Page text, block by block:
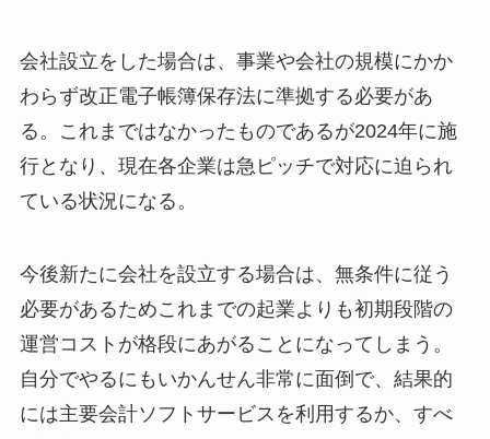
会社設立をした場合は、事業や会社の規模にかか
わらず改正電子帳簿保存法に準拠する必要があ
る。これまではなかったものであるが2024年に施
行となり、現在各企業は急ピッチで対応に迫られ
ている状況になる。
今後新たに会社を設立する場合は、無条件に従う
必要があるためこれまでの起業よりも初期段階の
運営コストが格段にあがることになってしまう。
自分でやるにもいかんせん非常に面倒で、結果的
には主要会計ソフトサービスを利用するか、すべ